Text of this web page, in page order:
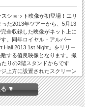
ショット映像が初登場！エリ
た2013年ツアーから、5月13
全収録した映像がネット上に
。同年ロイヤル・アルバー
Hall 2013 1st Night」をリリー
する優良映像となります。撮
りの2階スタンドからです
上方に設置されたスクリーン
リーンショットで収録され、
止画が挿入されています
ャツに濃紺のベストにジーン
スクリーンショットだけあっ
る ▼